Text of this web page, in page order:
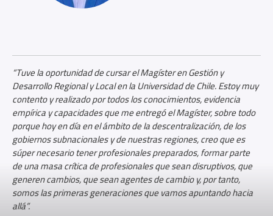
“Tuve la oportunidad de cursar el Magíster en Gestión y
Desarrollo Regional y Local en la Universidad de Chile. Estoy muy
contento y realizado por todos los conocimientos, evidencia
empírica y capacidades que me entregó el Magíster, sobre todo
porque hoy en día en el ámbito de la descentralización, de los
gobiernos subnacionales y de nuestras regiones, creo que es
súper necesario tener profesionales preparados, formar parte
de una masa crítica de profesionales que sean disruptivos, que
generen cambios, que sean agentes de cambio y, por tanto,
somos las primeras generaciones que vamos apuntando hacia
allá”.